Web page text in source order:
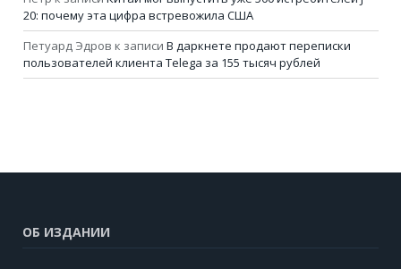
20: почему эта цифра встревожила США
Петуард Эдров к записи В даркнете продают переписки
пользователей клиента Telega за 155 тысяч рублей
ОБ ИЗДАНИИ